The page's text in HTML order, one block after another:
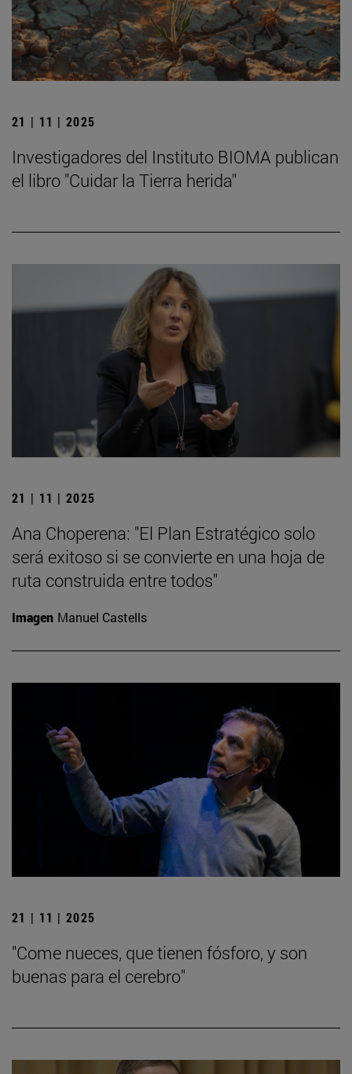
21 | 11 | 2025
Investigadores del Instituto BIOMA publican
el libro "Cuidar la Tierra herida"
21 | 11 | 2025
Ana Choperena: "El Plan Estratégico solo
será exitoso si se convierte en una hoja de
ruta construida entre todos"
Imagen Manuel Castells
21 | 11 | 2025
"Come nueces, que tienen fósforo, y son
buenas para el cerebro"